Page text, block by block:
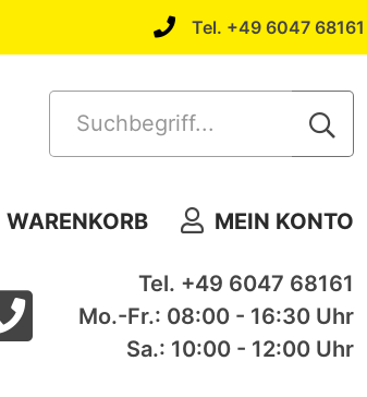
Tel. +49 6047 68161
Suchbegriff...
WARENKORB MEIN KONTO
Tel. +49 6047 68161
Mo.-Fr.: 08:00 - 16:30 Uhr
Sa.: 10:00 - 12:00 Uhr